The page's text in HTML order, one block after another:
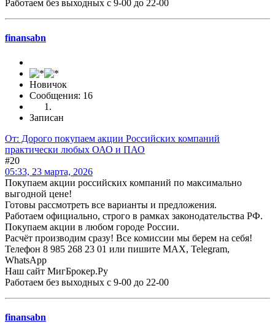
Работаем без выходных с 9-00 до 22-00
finansabn
Новичок
Сообщения: 16
Записан
От: Дорого покупаем акции Российских компаний
практически любых ОАО и ПАО
#20
05:33, 23 марта, 2026
Покупаем акции российских компаний по максимально
выгодной цене!
Готовы рассмотреть все варианты и предложения.
Работаем официально, строго в рамках законодательства РФ.
Покупаем акции в любом городе России.
Расчёт производим сразу! Все комиссии мы берем на себя!
Телефон 8 985 268 23 01 или пишите MAX, Telegram,
WhatsApp
Наш сайт МигБрокер.Ру
Работаем без выходных с 9-00 до 22-00
finansabn